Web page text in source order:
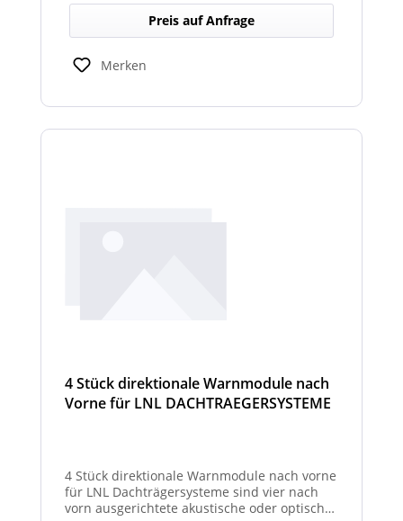
montiert werden, um gezielte Warnsignale
nach hinten auszugeben. Sie verbessern die
Sicht‑ und Hörbarkeit von Warnhinweisen im
Heckbereich und erhöhen so die Sicherheit
bei Rückwärts‑ oder Einsatzfahrten.
Preis auf Anfrage
Merken
4 Stück direktionale Warnmodule nach
Vorne für LNL DACHTRAEGERSYSTEME
4 Stück direktionale Warnmodule nach vorne
für LNL Dachträgersysteme sind vier nach
vorn ausgerichtete akustische oder optische